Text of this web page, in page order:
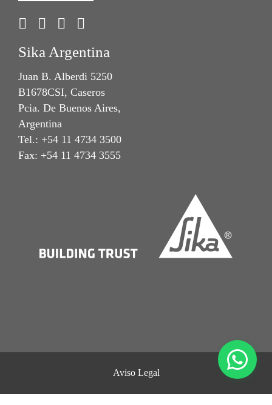
Sika Argentina
Juan B. Alberdi 5250
B1678CSI, Caseros
Pcia. De Buenos Aires,
Argentina
Tel.: +54 11 4734 3500
Fax: +54 11 4734 3555
Aviso Legal